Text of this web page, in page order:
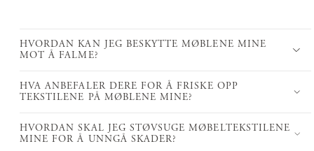
HVORDAN KAN JEG BESKYTTE MØBLENE MINE
MOT Å FALME?
HVA ANBEFALER DERE FOR Å FRISKE OPP
TEKSTILENE PÅ MØBLENE MINE?
HVORDAN SKAL JEG STØVSUGE MØBELTEKSTILENE
MINE FOR Å UNNGÅ SKADER?